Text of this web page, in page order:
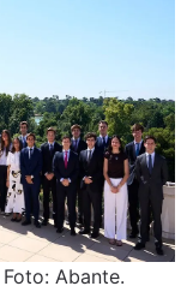
Abante.